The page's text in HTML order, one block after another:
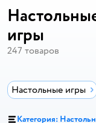
игры
247 товаров
Настольные игры
Категория: